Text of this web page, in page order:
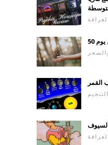
يوم
القمر